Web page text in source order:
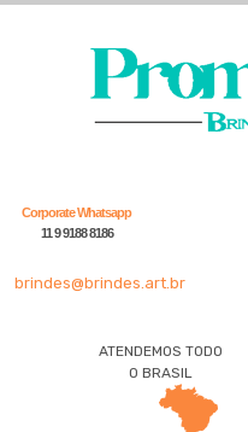
Corporate Whatsapp
11 9 9188 8186
brindes@brindes.art.br
ATENDEMOS TODO
O BRASIL